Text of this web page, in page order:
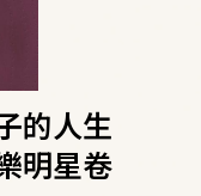
的人生
明星卷